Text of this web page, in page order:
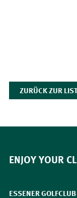
ZURÜCK ZUR
ENJOY YOUR
ESSENER